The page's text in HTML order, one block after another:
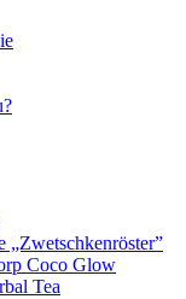
Coco Glow
Tea